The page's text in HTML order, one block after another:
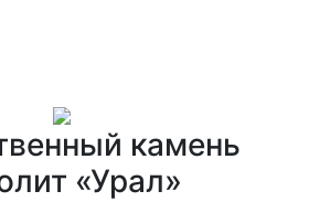
камень
«Урал»